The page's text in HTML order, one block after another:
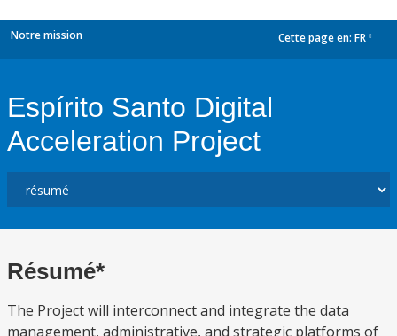
Notre mission Cette page en: FR
Espírito Santo Digital
Acceleration Project
Résumé*
The Project will interconnect and integrate the data
management, administrative, and strategic platforms of